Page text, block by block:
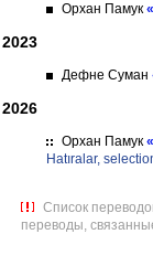
Орхан Памук
2023
Дефне Суман
2026
Орхан Памук
Hatıralar,
Список
переводы,